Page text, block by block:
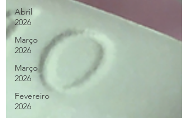
Abril
2026
Março
2026
Março
2026
Fevereiro
2026